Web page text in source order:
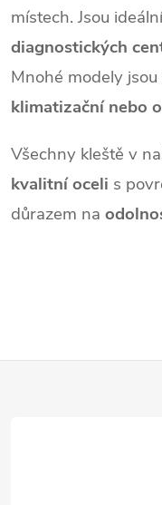
místech. Jsou
diagnostických
Mnohé modely
klimatizační nebo
Všechny kleště v
kvalitní oceli s
důrazem na